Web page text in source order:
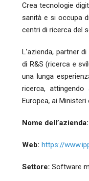
Crea tecnologie
sanità e si occupa
centri di ricerca del
L’azienda, partner
di R&S (ricerca e
una lunga
ricerca, attingendo
Europea, ai Ministeri
Nome dell’azienda:
Web: https://
Settore: Software